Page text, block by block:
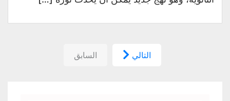
التالي السابق